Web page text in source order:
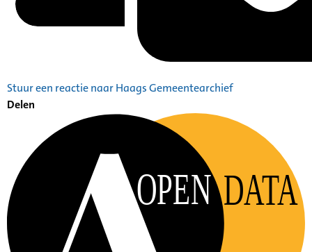
Stuur een reactie naar Haags Gemeentearchief
Delen
OPEN DATA